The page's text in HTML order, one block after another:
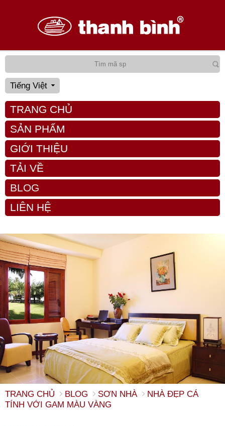
Tiếng Việt
TRANG CHỦ
SẢN PHẨM
GIỚI THIỆU
TẢI VỀ
BLOG
LIÊN HỆ
TRANG CHỦ BLOG SƠN NHÀ
NHÀ ĐẸP CÁ
TÍNH VỚI GAM MÀU VÀNG